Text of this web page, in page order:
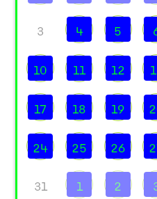
3 4 5
10 11 12
17 18 19
24 25 26
31 1 2